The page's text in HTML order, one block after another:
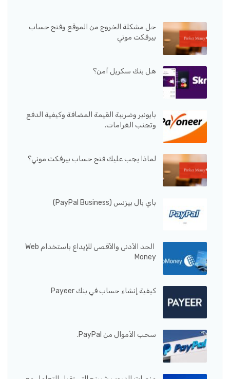
حل مشكلة الخروج من الموقع وفتح حساب
بيرفكت موني
هل بنك سكريل آمن؟
بايونير وضريبة القيمة المضافة وكيفية الدفع
وتجنب الغرامات.
لماذا يجب عليك فتح حساب بيرفكت موني؟
باي بال بيزنس (PayPal Business)
الحد الأدنى والأقصى للإيداع باستخدام Web
Money
كيفية إنشاء حساب في بنك Payeer
سحب الأموال من PayPal.